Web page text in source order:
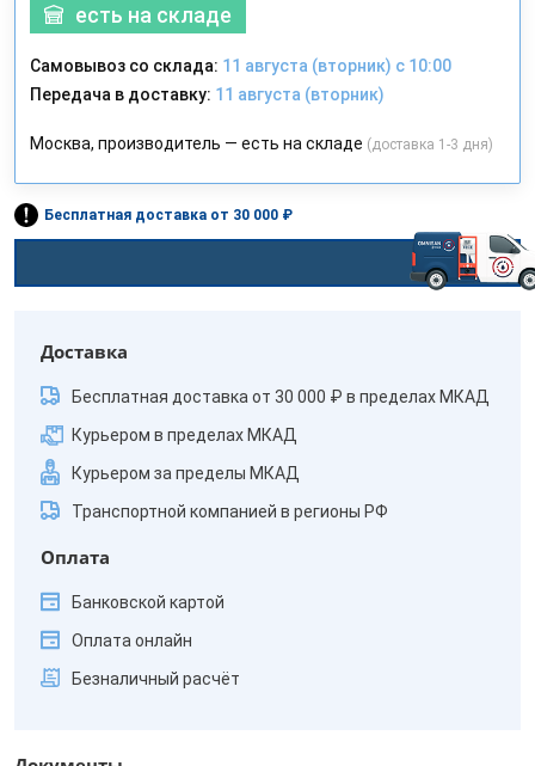
есть на складе
Самовывоз со склада: 11 августа (вторник) с 10:00
Передача в доставку: 11 августа (вторник)
Москва, производитель — есть на складе (доставка 1-3 дня)
Бесплатная доставка от 30 000 ₽
Доставка
Бесплатная доставка от 30 000 ₽ в пределах МКАД
Курьером в пределах МКАД
Курьером за пределы МКАД
Транспортной компанией в регионы РФ
Оплата
Банковской картой
Оплата онлайн
Безналичный расчёт